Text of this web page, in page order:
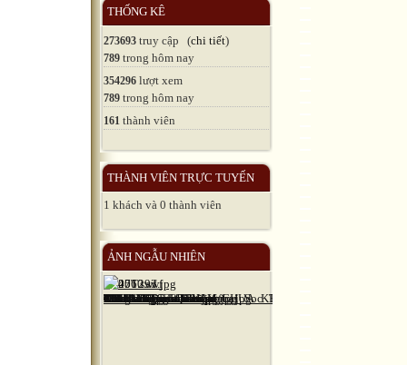
THỐNG KÊ
273693 truy cập (chi tiết)
789 trong hôm nay
354296 lượt xem
789 trong hôm nay
161 thành viên
THÀNH VIÊN TRỰC TUYẾN
1 khách và 0 thành viên
ẢNH NGẪU NHIÊN